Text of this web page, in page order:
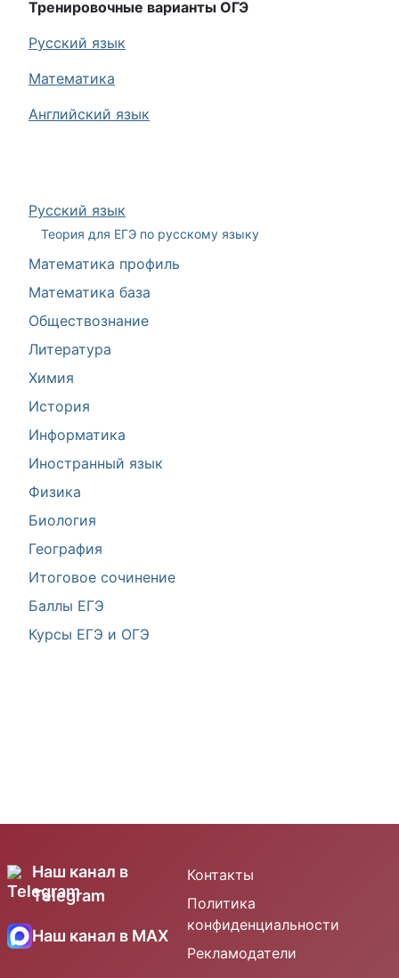
Русский язык
Теория для ЕГЭ по русскому языку
Математика профиль
Математика база
Обществознание
Литература
Химия
История
Информатика
Иностранный язык
Физика
Биология
География
Итоговое сочинение
Баллы ЕГЭ
Курсы ЕГЭ и ОГЭ
Тренировочные варианты ОГЭ
Русский язык
Математика
Английский язык
Наш канал в
Telegram
Наш канал в MAX
Контакты
Политика
конфиденциальности
Рекламодатели